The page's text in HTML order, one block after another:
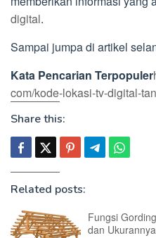
digital.
Sampai jumpa di artikel
Kata Pencarian Terpopuler
com/kode-lokasi-tv-digital-
Share this:
Related posts:
Fungsi
dan Ukurannya